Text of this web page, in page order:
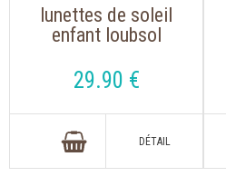
lunettes de soleil
enfant loubsol
motif hérisson
29.90 €